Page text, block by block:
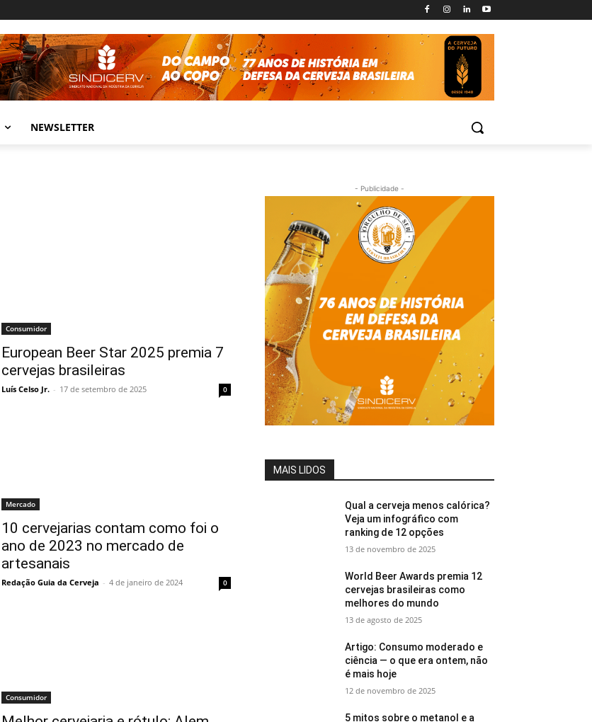
NEWSLETTER
Consumidor
European Beer Star 2025 premia 7
cervejas brasileiras
Luís Celso Jr. - 17 de setembro de 2025 0
Mercado
10 cervejarias contam como foi o
ano de 2023 no mercado de
artesanais
Redação Guia da Cerveja - 4 de janeiro de 2024 0
Consumidor
- Publicidade -
MAIS LIDOS
Qual a cerveja menos calórica?
Veja um infográfico com
ranking de 12 opções
13 de novembro de 2025
World Beer Awards premia 12
cervejas brasileiras como
melhores do mundo
13 de agosto de 2025
Artigo: Consumo moderado e
ciência — o que era ontem, não
é mais hoje
12 de novembro de 2025
5 mitos sobre o metanol e a